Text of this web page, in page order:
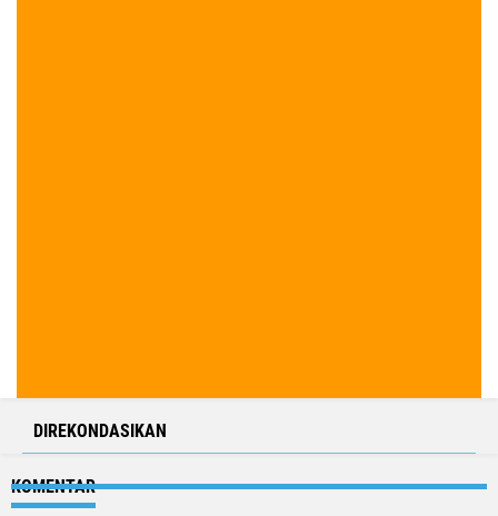
DIREKONDASIKAN
KOMENTAR